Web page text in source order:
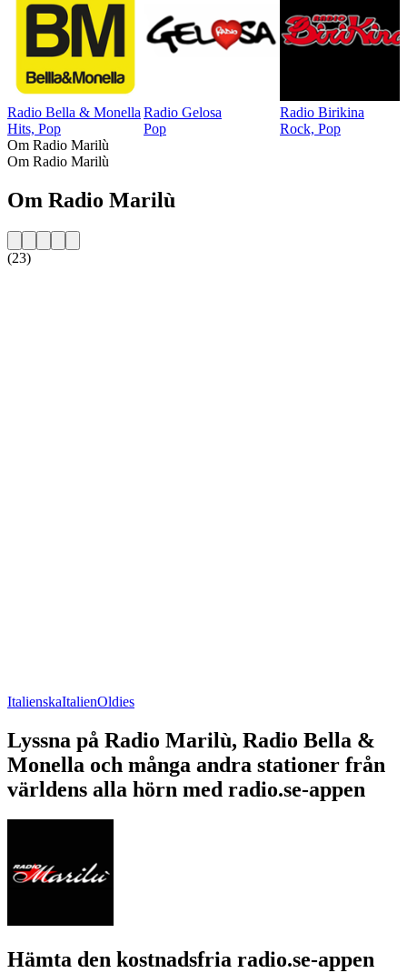
Radio Bella & Monella
Hits, Pop
Radio Gelosa
Pop
Radio Birikina
Rock, Pop
Om Radio Marilù
Om Radio Marilù
Om Radio Marilù
(23)
ItalienskaItalienOldies
Lyssna på Radio Marilù, Radio Bella &
Monella och många andra stationer från
världens alla hörn med radio.se-appen
Hämta den kostnadsfria radio.se-appen